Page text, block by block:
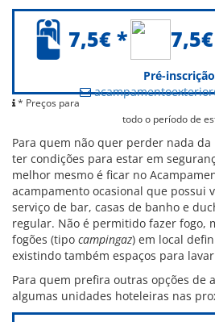
7,5€ *
Pré-inscrição
* Preços para
todo o período de
Para quem não quer perder nada
ter condições para estar em
melhor mesmo é ficar no
acampamento ocasional que possui
serviço de bar, casas de banho e
regular. Não é permitido fazer fogo,
fogões (tipo campingaz) em local
existindo também espaços para
Para quem prefira outras opções de
algumas unidades hoteleiras nas